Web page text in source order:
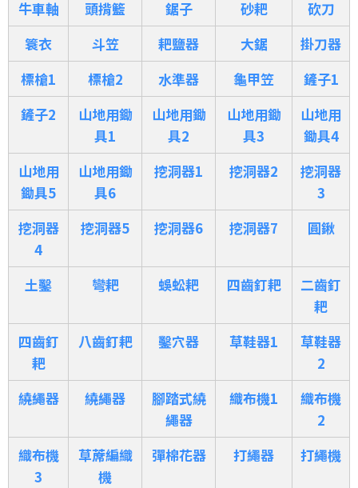
牛車軸 頭揹籃 鋸子 砂耙
砍刀
簑衣
斗笠 耙鹽器 大鋸
掛刀器
標槍1
標槍2 水準器 龜甲笠
鏟子1
鏟子2
山地用鋤
具1
山地用鋤
具2
山地用鋤
具3
山地用
鋤具4
山地用
鋤具5
山地用鋤
具6
挖洞器1 挖洞器2
挖洞器
3
挖洞器
4
挖洞器5 挖洞器6 挖洞器7 圓鍬
土鑿 彎耙 蜈蚣耙 四齒釘耙
二齒釘
耙
四齒釘
耙
八齒釘耙 鑿穴器 草鞋器1
草鞋器
2
繞繩器
繞繩器
腳踏式繞
繩器
織布機1
織布機
2
織布機
3
草蓆編織
機
彈棉花器 打繩器 打繩機